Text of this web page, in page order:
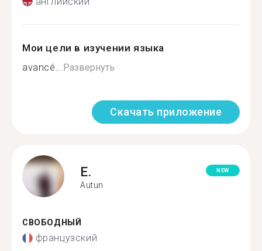
Мои цели в изучении языка
avancé... Развернуть
Скачать приложение
E.
Autun
NEW
СВОБОДНЫЙ
французский